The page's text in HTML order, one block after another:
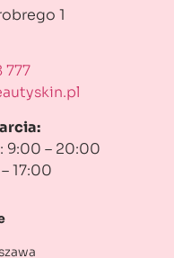
1
777
9:00 – 20:00
17:00